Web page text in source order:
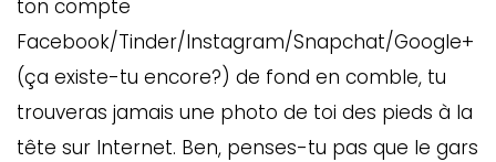
ton compte
Facebook/Tinder/Instagram/Snapchat/Google+
(ça existe-tu encore?) de fond en comble, tu
trouveras jamais une photo de toi des pieds à la
tête sur Internet. Ben, penses-tu pas que le gars